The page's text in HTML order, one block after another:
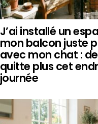
J’ai installé un
mon balcon juste
avec mon chat :
quitte plus cet
journée